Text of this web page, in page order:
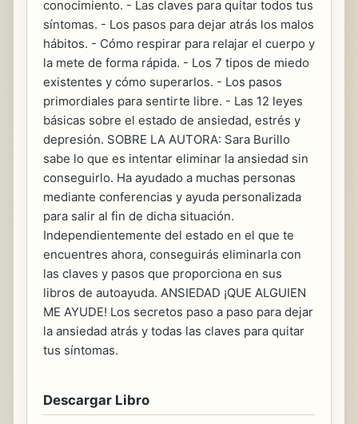
conocimiento. - Las claves para quitar todos tus
síntomas. - Los pasos para dejar atrás los malos
hábitos. - Cómo respirar para relajar el cuerpo y
la mete de forma rápida. - Los 7 tipos de miedo
existentes y cómo superarlos. - Los pasos
primordiales para sentirte libre. - Las 12 leyes
básicas sobre el estado de ansiedad, estrés y
depresión. SOBRE LA AUTORA: Sara Burillo
sabe lo que es intentar eliminar la ansiedad sin
conseguirlo. Ha ayudado a muchas personas
mediante conferencias y ayuda personalizada
para salir al fin de dicha situación.
Independientemente del estado en el que te
encuentres ahora, conseguirás eliminarla con
las claves y pasos que proporciona en sus
libros de autoayuda. ANSIEDAD ¡QUE ALGUIEN
ME AYUDE! Los secretos paso a paso para dejar
la ansiedad atrás y todas las claves para quitar
tus síntomas.
Descargar Libro